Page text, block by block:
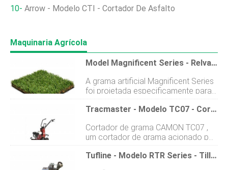
Arrow - Modelo CTI - Cortador De Asfalto
Maquinaria Agrícola
Model Magnificent Series - Relva Artificial
A grama artificial Magnificent Series
foi projetada especificamente para
dar às pessoas uma sensação de
sensibilidade. Esta série pode ser
comerciais e residenciais, ambientes
internos e pátios externos. Também,
poderia ser usado para um campo
de futebol. Esta grama magnífica
Tracmaster - Modelo TC07 - Cortador De Grama
Cortador de grama CAMON TC07 ,
um cortador de grama acionado por
caixa de engrenagens, fácil de usar e
com os mais altos padrões de
Tufline - Modelo RTR Series - Tiller